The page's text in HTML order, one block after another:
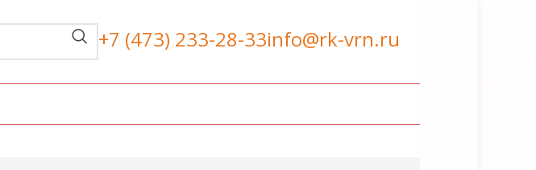
+7 (473) 233-28-33info@rk-vrn.ru